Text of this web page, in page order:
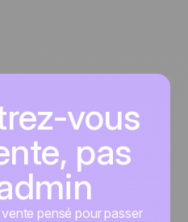
vous
pas
pensé pour passer